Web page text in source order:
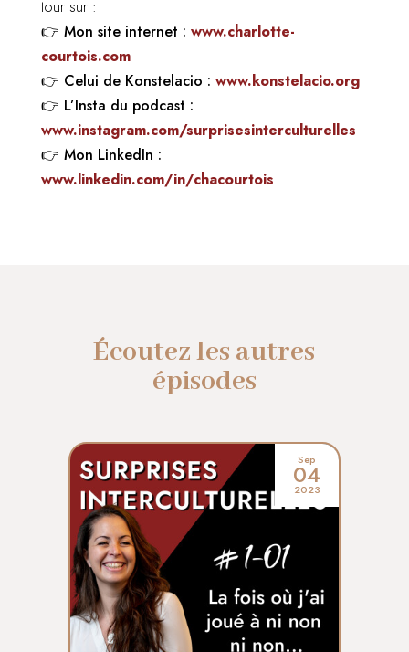
tour sur :
👉 Mon site internet : www.charlotte-
courtois.com
👉 Celui de Konstelacio : www.konstelacio.org
👉 L’Insta du podcast :
www.instagram.com/surprisesinterculturelles
👉 Mon LinkedIn :
www.linkedin.com/in/chacourtois
Écoutez les autres
épisodes
Sep
04
2023